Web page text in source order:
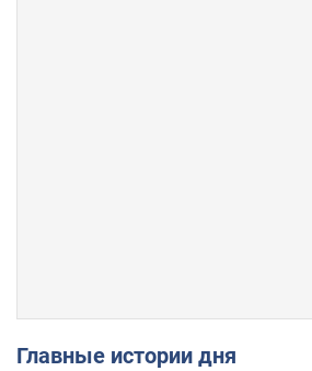
Главные истории дня